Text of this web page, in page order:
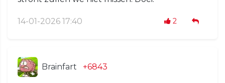
14-01-2026 17:40 2
Brainfart +6843